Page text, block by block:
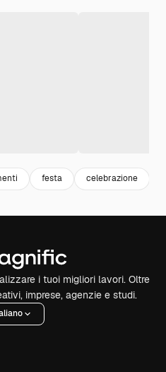
festa celebrazione
i tuoi migliori lavori. Oltre
imprese, agenzie e studi.